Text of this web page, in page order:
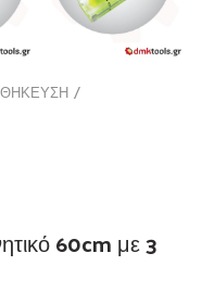
60cm με 3